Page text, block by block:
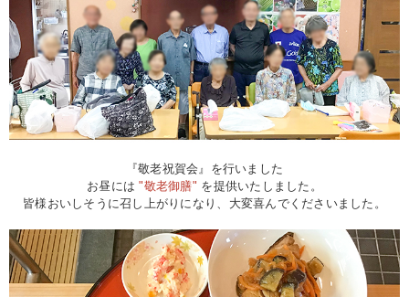
『敬老祝賀会』を行いました
お昼には"敬老御膳" を提供いたしました。
皆様おいしそうに召し上がりになり、大変喜んでくださいました。